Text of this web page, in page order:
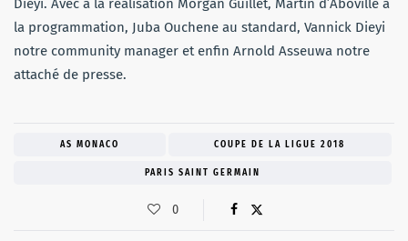
Dieyi. Avec à la réalisation Morgan Guillet, Martin d’Aboville à
la programmation, Juba Ouchene au standard, Vannick Dieyi
notre community manager et enfin Arnold Asseuwa notre
attaché de presse.
AS MONACO COUPE DE LA LIGUE 2018
PARIS SAINT GERMAIN
0